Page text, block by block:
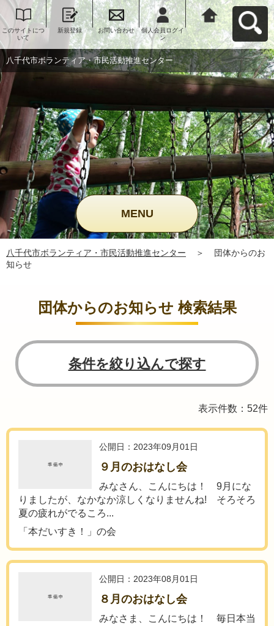
このサイトにつ
いて
新規登録 お問い合わせ
個人会員ログイ
ン
八千代市ボラン
ティア・市民活
動推進センター
へ戻る
八千代市ボランティア・市民活動推進センター
MENU
八千代市ボランティア・市民活動推進センター ＞
団体からのお
知らせ
団体からのお知らせ 検索結果
条件を絞り込んで探す
表示件数：52件
公開日：2023年09月01日
９月のおはなし会
みなさん、こんにちは！ 9月にな
りましたが、なかなか涼しくなりませんね! そろそろ
夏の疲れがでるころ...
「本だいすき！」の会
公開日：2023年08月01日
８月のおはなし会
みなさま、こんにちは！ 毎日本当